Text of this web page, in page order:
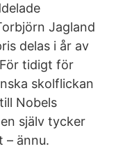
Jagland
delas i år av
tidigt för
skolflickan
Nobels
själv tycker
– ännu.